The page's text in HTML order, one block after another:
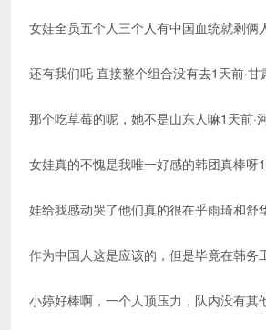
女娃全员五个人三个人有中国血统就剩俩
还有我们吒 直接整个组合没有去1天前·甘
那个吃草莓的呢，她不是山东人嘛1天前·
女娃真的不愧是我唯一好感的韩团真棒呀
娃给我感动哭了他们真的很在乎雨琦和舒
作为中国人这是应该的，但是毕竟在韩务
小婷好棒啊，一个人顶压力，队内没有其